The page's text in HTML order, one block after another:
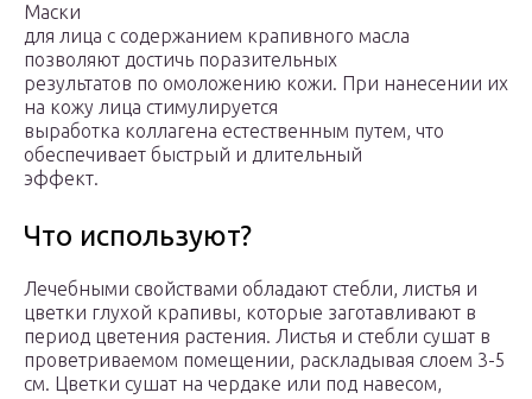
Маски
для лица с содержанием крапивного масла
позволяют достичь поразительных
результатов по омоложению кожи. При нанесении их
на кожу лица стимулируется
выработка коллагена естественным путем, что
обеспечивает быстрый и длительный
эффект.
Что используют?
Лечебными свойствами обладают стебли, листья и
цветки глухой крапивы, которые заготавливают в
период цветения растения. Листья и стебли сушат в
проветриваемом помещении, раскладывая слоем 3-5
см. Цветки сушат на чердаке или под навесом,